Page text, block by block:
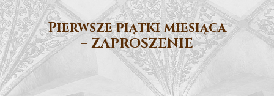
Pierwsze piątki miesiąca
– ZAPROSZENIE